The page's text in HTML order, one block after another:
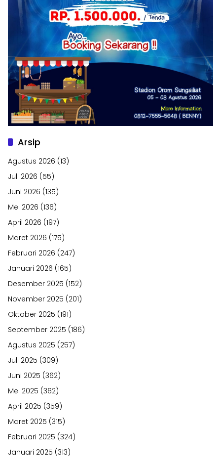
Arsip
Agustus 2026 (13)
Juli 2026 (55)
Juni 2026 (135)
Mei 2026 (136)
April 2026 (197)
Maret 2026 (175)
Februari 2026 (247)
Januari 2026 (165)
Desember 2025 (152)
November 2025 (201)
Oktober 2025 (191)
September 2025 (186)
Agustus 2025 (257)
Juli 2025 (309)
Juni 2025 (362)
Mei 2025 (362)
April 2025 (359)
Maret 2025 (315)
Februari 2025 (324)
Januari 2025 (313)